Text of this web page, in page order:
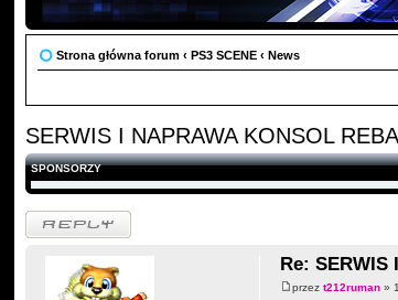
Strona główna forum ‹ PS3 SCENE ‹ News
SERWIS I NAPRAWA KONSOL
SPONSORZY
Odpowiedz
Re: SERWIS
przez t212ruman»